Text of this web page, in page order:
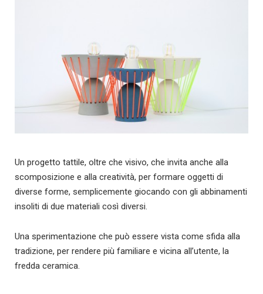
Un progetto tattile, oltre che visivo, che invita anche alla
scomposizione e alla creatività, per formare oggetti di
diverse forme, semplicemente giocando con gli abbinamenti
insoliti di due materiali così diversi.
Una sperimentazione che può essere vista come sfida alla
tradizione, per rendere più familiare e vicina all’utente, la
fredda ceramica.